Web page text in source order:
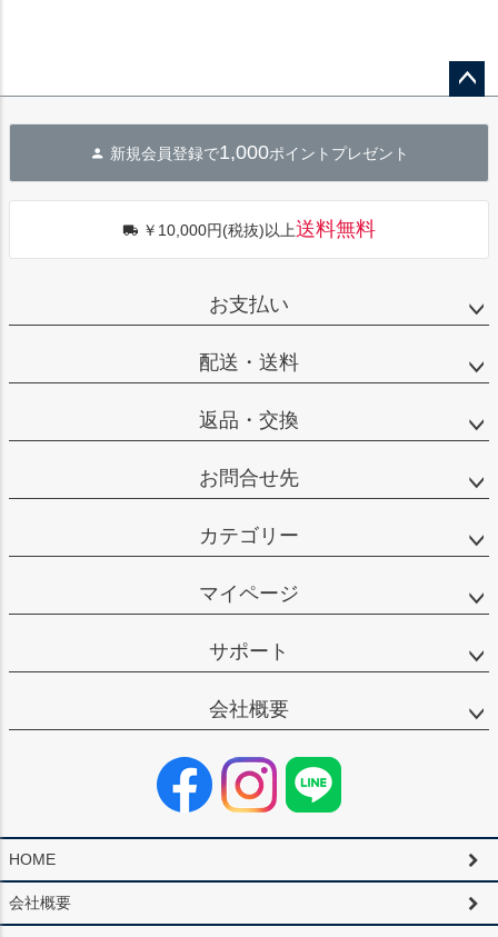
へ
新規会員登録で1,000ポイントプレゼント
￥10,000円(税抜)以上送料無料
お支払い
配送・送料
返品・交換
お問合せ先
カテゴリー
マイページ
サポート
会社概要
HOME
会社概要